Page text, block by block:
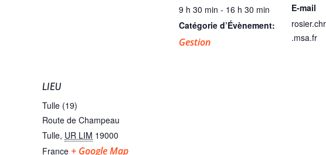
9 h 30 min - 16 h 30 min
Catégorie d’Évènement:
Gestion
E-mail
.msa.fr
LIEU
Tulle (19)
Route de Champeau
Tulle, UR LIM 19000
France + Google Map